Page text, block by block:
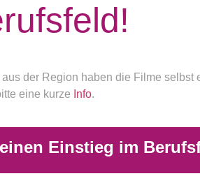
der Region haben die Filme selbst
eine kurze Info.
Einstieg im